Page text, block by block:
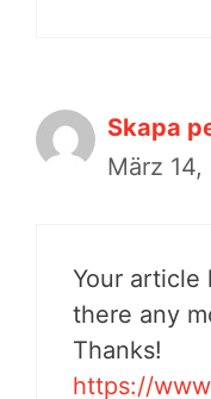
Skapa
März 14,
Your article
there any
Thanks!
https://